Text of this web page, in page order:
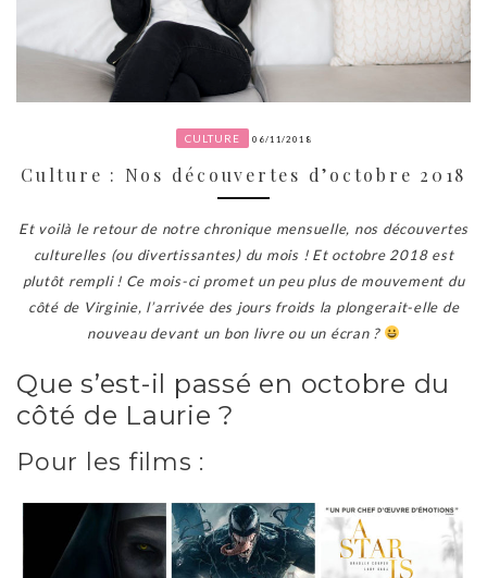
CULTURE 06/11/2018
Culture : Nos découvertes d’octobre 2018
Et voilà le retour de notre chronique mensuelle, nos découvertes
culturelles (ou divertissantes) du mois ! Et octobre 2018 est
plutôt rempli ! Ce mois-ci promet un peu plus de mouvement du
côté de Virginie, l’arrivée des jours froids la plongerait-elle de
nouveau devant un bon livre ou un écran ?
Que s’est-il passé en octobre du
côté de Laurie ?
Pour les films :